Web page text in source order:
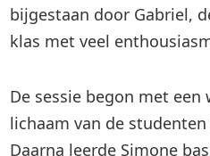
bijgestaan door Gabriel,
klas met veel
De sessie begon met
lichaam van de
Daarna leerde Simone